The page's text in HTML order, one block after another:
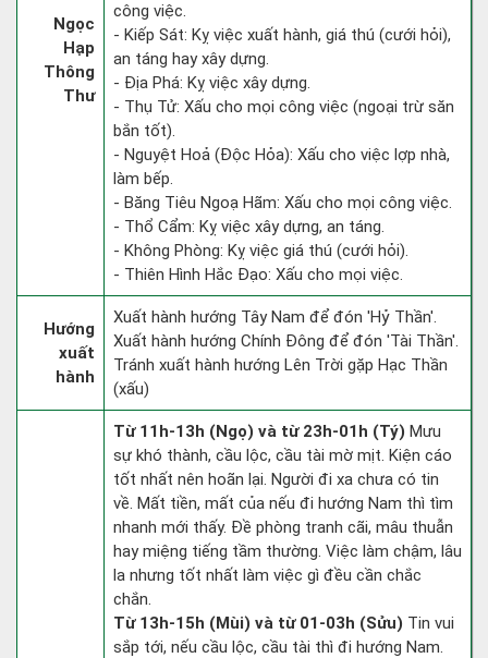
Ngọc
Hạp
Thông
Thư
công việc.
- Kiếp Sát: Kỵ việc xuất hành, giá thú (cưới hỏi),
an táng hay xây dựng.
- Địa Phá: Kỵ việc xây dựng.
- Thụ Tử: Xấu cho mọi công việc (ngoại trừ săn
bắn tốt).
- Nguyệt Hoả (Độc Hỏa): Xấu cho việc lợp nhà,
làm bếp.
- Băng Tiêu Ngoạ Hãm: Xấu cho mọi công việc.
- Thổ Cẩm: Kỵ việc xây dựng, an táng.
- Không Phòng: Kỵ việc giá thú (cưới hỏi).
- Thiên Hình Hắc Đạo: Xấu cho mọi việc.
Hướng
xuất
hành
Xuất hành hướng Tây Nam để đón 'Hỷ Thần'.
Xuất hành hướng Chính Đông để đón 'Tài Thần'.
Tránh xuất hành hướng Lên Trời gặp Hạc Thần
(xấu)
Từ 11h-13h (Ngọ) và từ 23h-01h (Tý) Mưu
sự khó thành, cầu lộc, cầu tài mờ mịt. Kiện cáo
tốt nhất nên hoãn lại. Người đi xa chưa có tin
về. Mất tiền, mất của nếu đi hướng Nam thì tìm
nhanh mới thấy. Đề phòng tranh cãi, mâu thuẫn
hay miệng tiếng tầm thường. Việc làm chậm, lâu
la nhưng tốt nhất làm việc gì đều cần chắc
chắn.
Từ 13h-15h (Mùi) và từ 01-03h (Sửu) Tin vui
sắp tới, nếu cầu lộc, cầu tài thì đi hướng Nam.